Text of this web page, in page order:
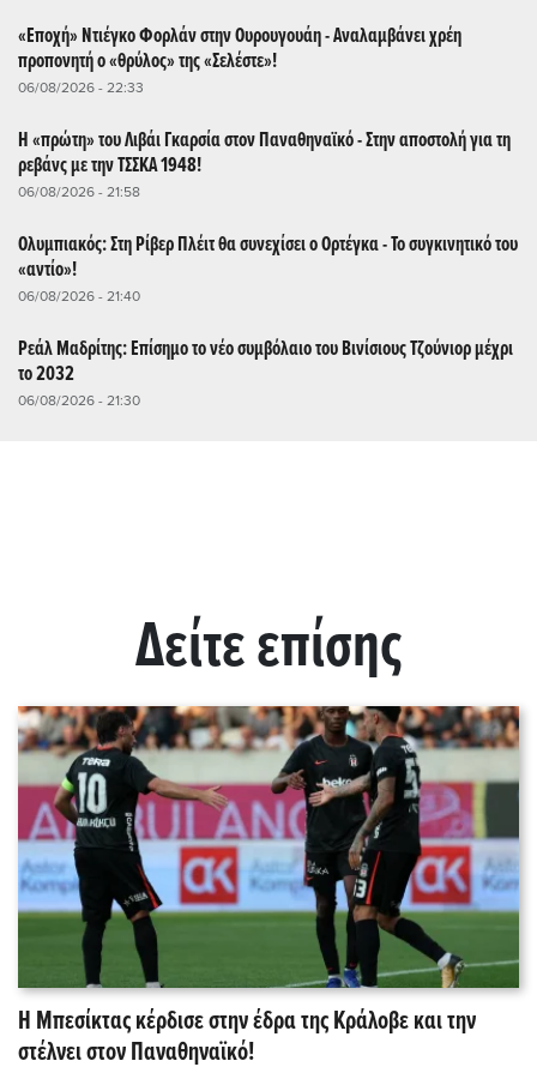
«Εποχή» Ντιέγκο Φορλάν στην Ουρουγουάη - Αναλαμβάνει χρέη
προπονητή ο «θρύλος» της «Σελέστε»!
06/08/2026 - 22:33
Η «πρώτη» του Λιβάι Γκαρσία στον Παναθηναϊκό - Στην αποστολή για τη
ρεβάνς με την ΤΣΣΚΑ 1948!
06/08/2026 - 21:58
Ολυμπιακός: Στη Ρίβερ Πλέιτ θα συνεχίσει ο Ορτέγκα - Το συγκινητικό του
«αντίο»!
06/08/2026 - 21:40
Ρεάλ Μαδρίτης: Επίσημο το νέο συμβόλαιο του Βινίσιους Τζούνιορ μέχρι
το 2032
06/08/2026 - 21:30
Δείτε επίσης
Η Μπεσίκτας κέρδισε στην έδρα της Κράλοβε και την
στέλνει στον Παναθηναϊκό!